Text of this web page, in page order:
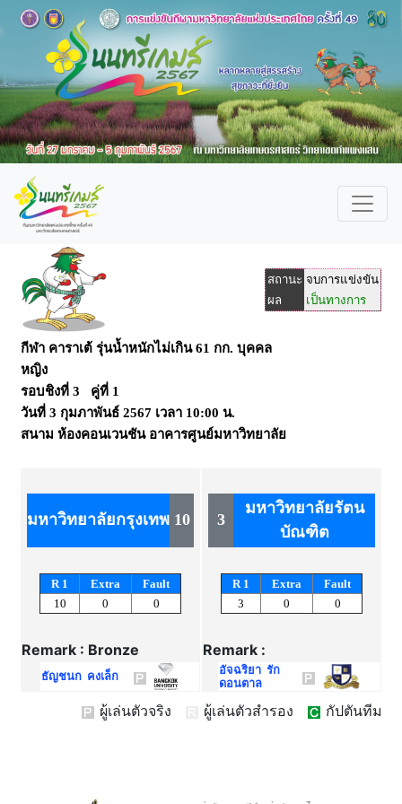
สถานะ จบการแข่งขัน
ผล
เป็นทางการ
กีฬา คาราเต้ รุ่นน้ำหนักไม่เกิน 61 กก. บุคคล
หญิง
รอบชิงที่ 3 คู่ที่ 1
วันที่ 3 กุมภาพันธ์ 2567 เวลา 10:00 น.
สนาม ห้องคอนเวนชัน อาคารศูนย์มหาวิทยาลัย
มหาวิทยาลัยกรุงเทพ 10
R 1 Extra
Fault
10
0 0
Remark : Bronze
ธัญชนก คงเล็ก
3
มหาวิทยาลัยรัตน
บัณฑิต
R 1 Extra
Fault
3
0 0
Remark :
อัจฉริยา รัก
ดอนตาล
ผู้เล่นตัวจริง ผู้เล่นตัวสำรอง กัปตันทีม